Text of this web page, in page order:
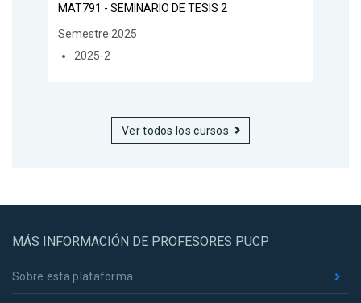
MAT791 - SEMINARIO DE TESIS 2
Semestre 2025
2025-2
Ver todos los cursos
MÁS INFORMACIÓN DE PROFESORES PUCP
Sobre esta plataforma